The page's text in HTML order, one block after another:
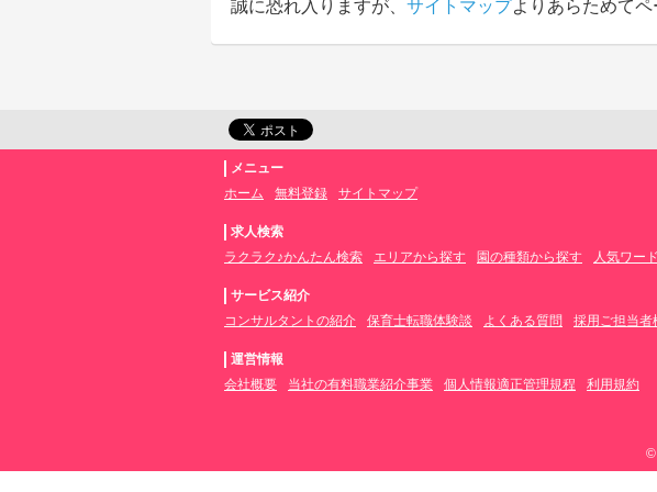
誠に恐れ入りますが、 サイトマップよりあらためてペ
メニュー
ホーム
無料登録 サイトマップ
求人検索
ラクラク♪かんたん検索
エリアから探す 園の種類から探す 人気ワー
サービス紹介
コンサルタントの紹介
保育士転職体験談 よくある質問 採用ご担当者
運営情報
会社概要
当社の有料職業紹介事業 個人情報適正管理規程 利用規約
©